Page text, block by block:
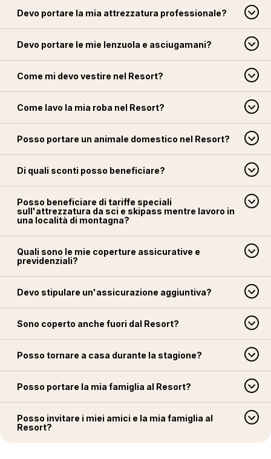
Devo portare la mia attrezzatura professionale?
Devo portare le mie lenzuola e asciugamani?
Come mi devo vestire nel Resort?
Come lavo la mia roba nel Resort?
Posso portare un animale domestico nel Resort?
Di quali sconti posso beneficiare?
Posso beneficiare di tariffe speciali
sull'attrezzatura da sci e skipass mentre lavoro in
una località di montagna?
Quali sono le mie coperture assicurative e
previdenziali?
Devo stipulare un'assicurazione aggiuntiva?
Sono coperto anche fuori dal Resort?
Posso tornare a casa durante la stagione?
Posso portare la mia famiglia al Resort?
Posso invitare i miei amici e la mia famiglia al
Resort?